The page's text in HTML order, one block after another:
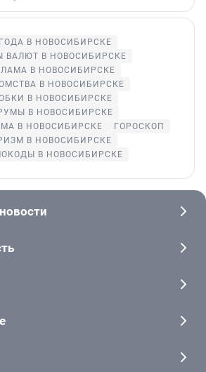
В НОВОСИБИРСКЕ
ВАЛЮТ В НОВОСИБИРСКЕ
В НОВОСИБИРСКЕ
В НОВОСИБИРСКЕ
В НОВОСИБИРСКЕ
В НОВОСИБИРСКЕ
В НОВОСИБИРСКЕ
ГОРОСКОП
В НОВОСИБИРСКЕ
В НОВОСИБИРСКЕ